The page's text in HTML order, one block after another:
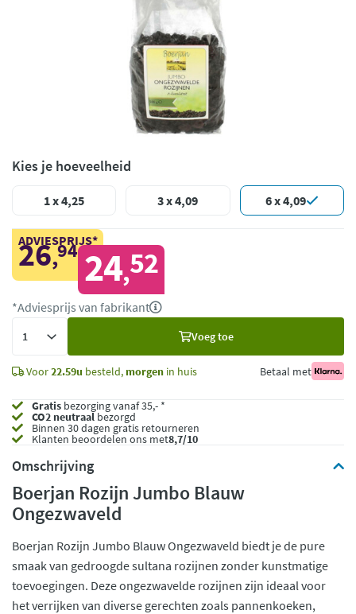
Kies je hoeveelheid
1 x 4,25 3 x 4,09 6 x 4,09
ADVIESPRIJS*
26,94 24,52
*Adviesprijs van fabrikant
Voeg toe
Voor22.59u besteld, morgen in huis Betaal met
Gratis bezorging vanaf 35,- *
CO2 neutraalbezorgd
Binnen 30 dagen gratis retourneren
Klanten beoordelen ons met8,7/10
Omschrijving
Boerjan Rozijn Jumbo Blauw
Ongezwaveld
Boerjan Rozijn Jumbo Blauw Ongezwaveld biedt je de pure
smaak van gedroogde sultana rozijnen zonder kunstmatige
toevoegingen. Deze ongezwavelde rozijnen zijn ideaal voor
het verrijken van diverse gerechten zoals pannenkoeken,